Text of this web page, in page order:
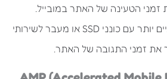
זמני הטעינה של האתר במובייל.
השקעה בשרתים איכותיים יותר עם כונני SSD או מעבר לשירותי
את זמני התגובה של האתר.